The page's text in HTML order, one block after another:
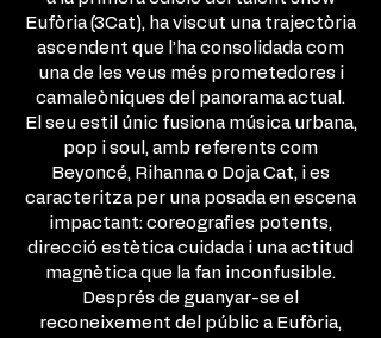
Eufòria (3Cat), ha viscut una trajectòria
ascendent que l’ha consolidada com
una de les veus més prometedores i
camaleòniques del panorama actual.
El seu estil únic fusiona música urbana,
pop i soul, amb referents com
Beyoncé, Rihanna o Doja Cat, i es
caracteritza per una posada en escena
impactant: coreografies potents,
direcció estètica cuidada i una actitud
magnètica que la fan inconfusible.
Després de guanyar-se el
reconeixement del públic a Eufòria,